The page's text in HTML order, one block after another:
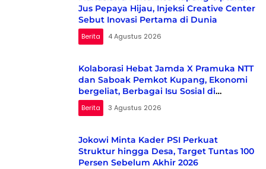
Jus Pepaya Hijau, Injeksi Creative Center
Sebut Inovasi Pertama di Dunia
Berita 4 Agustus 2026
Kolaborasi Hebat Jamda X Pramuka NTT
dan Saboak Pemkot Kupang, Ekonomi
bergeliat, Berbagai Isu Sosial di
Kampanyekan
Berita 3 Agustus 2026
Jokowi Minta Kader PSI Perkuat
Struktur hingga Desa, Target Tuntas 100
Persen Sebelum Akhir 2026